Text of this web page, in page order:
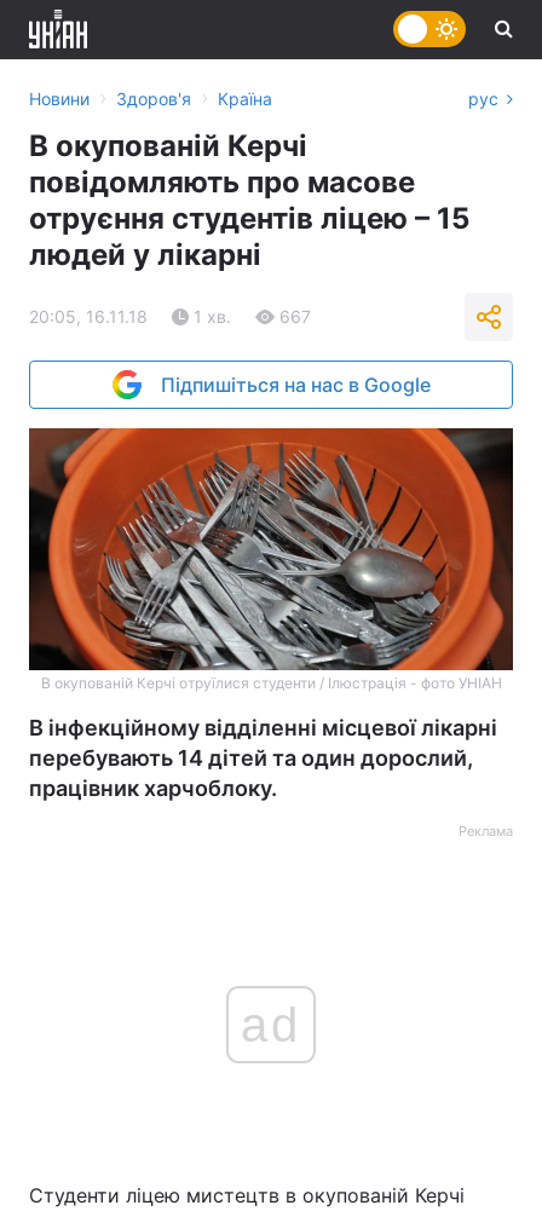
Головна Війна
Новини › Здоров'я › Країна рус
В окупованій Керчі
повідомляють про масове
отруєння студентів ліцею – 15
людей у лікарні
20:05, 16.11.18 1 хв. 667
Підпишіться на нас в Google
В окупованій Керчі отруїлися студенти / Ілюстрація - фото УНІАН
В інфекційному відділенні місцевої лікарні
перебувають 14 дітей та один дорослий,
працівник харчоблоку.
Реклама
ad
Студенти ліцею мистецтв в окупованій Керчі